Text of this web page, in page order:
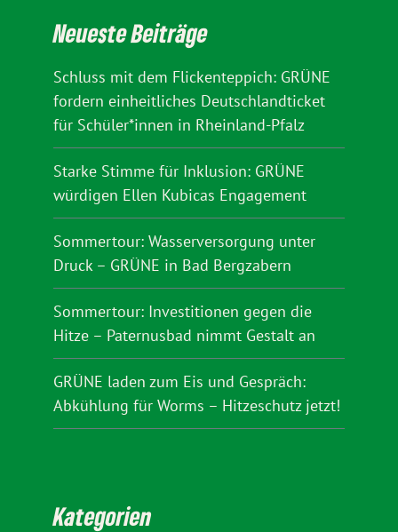
Neueste Beiträge
Schluss mit dem Flickenteppich: GRÜNE
fordern einheitliches Deutschlandticket
für Schüler*innen in Rheinland-Pfalz
Starke Stimme für Inklusion: GRÜNE
würdigen Ellen Kubicas Engagement
Sommertour: Wasserversorgung unter
Druck – GRÜNE in Bad Bergzabern
Sommertour: Investitionen gegen die
Hitze – Paternusbad nimmt Gestalt an
GRÜNE laden zum Eis und Gespräch:
Abkühlung für Worms – Hitzeschutz jetzt!
Kategorien